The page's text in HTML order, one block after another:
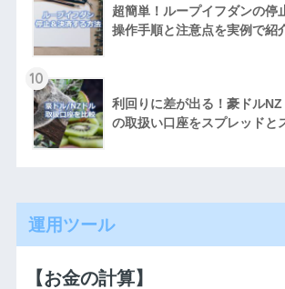
超簡単！ループイフダンの停
操作手順と注意点を実例で紹
10
利回りに差が出る！豪ドル
の取扱い口座をスプレッドと
運用ツール
【お金の計算】